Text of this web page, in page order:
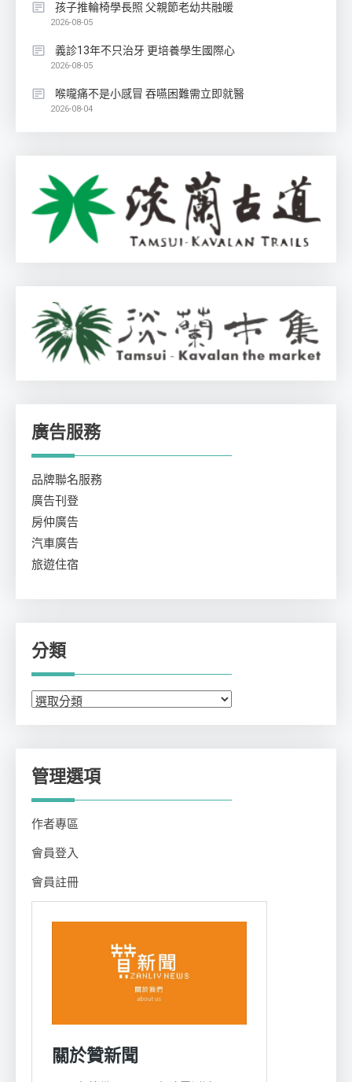
孩子推輪椅學長照 父親節老幼共融暖
2026-08-05
義診13年不只治牙 更培養學生國際心
2026-08-05
喉嚨痛不是小感冒 吞嚥困難需立即就醫
2026-08-04
廣告服務
品牌聯名服務
廣告刊登
房仲廣告
汽車廣告
旅遊住宿
分類
分
管理選項
作者專區
會員登入
會員註冊